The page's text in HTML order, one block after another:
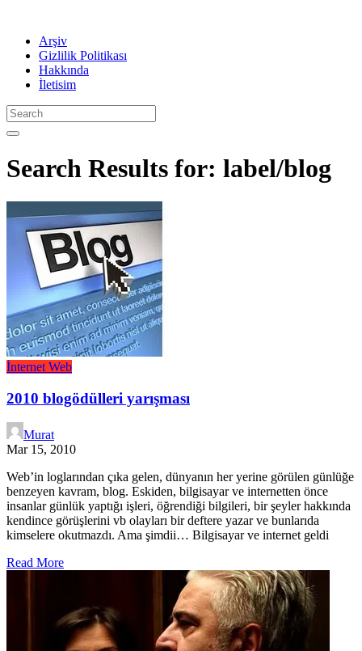
Arşiv
Gizlilik Politikası
Hakkında
İletisim
Search Results for: label/blog
İnternet Web
2010 blogödülleri yarışması
Murat
Mar 15, 2010
Web’in loglarından çıka gelen, dünyanın her yerine görülen günlüğe
benzeyen kavram, blog. Eskiden, bilgisayar ve internetten önce
insanlar günlük yaptığı işleri, öğrendiği bilgileri, bir şeyler hakkında
kendince görüşlerini vb olayları bir deftere yazar ve bunlarıda
kimselere okutmazdı. Ama şimdii… Bilgisayar ve internet geldi
Read More